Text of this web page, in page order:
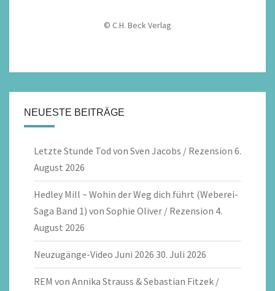
© C.H. Beck Verlag
NEUESTE BEITRÄGE
Letzte Stunde Tod von Sven Jacobs / Rezension 6.
August 2026
Hedley Mill ~ Wohin der Weg dich führt (Weberei-
Saga Band 1) von Sophie Oliver / Rezension 4.
August 2026
Neuzugänge-Video Juni 2026 30. Juli 2026
REM von Annika Strauss & Sebastian Fitzek /